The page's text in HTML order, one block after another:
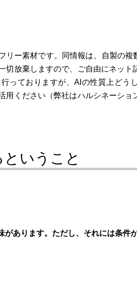
リー素材です。同情報は、自製の
切放棄しますので、ご自由にネット
っておりますが、AIの性質上どう
用ください（弊社はハルシネーショ
いうこと
あります。ただし、それには条件